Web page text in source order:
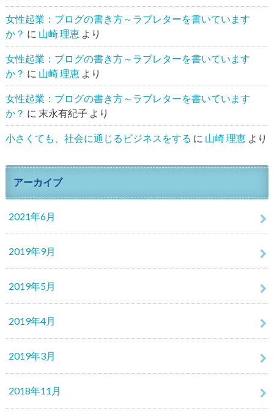
女性起業：ブログの書き方～ラブレターを書いています
か？ に 山崎 理恵より
女性起業：ブログの書き方～ラブレターを書いています
か？ に 山崎 理恵より
女性起業：ブログの書き方～ラブレターを書いています
か？ に 末永有紀子 より
小さくても、社会に通じるビジネスをする に 山崎 理恵より
アーカイブ
2021年6月
2019年9月
2019年5月
2019年4月
2019年3月
2018年11月